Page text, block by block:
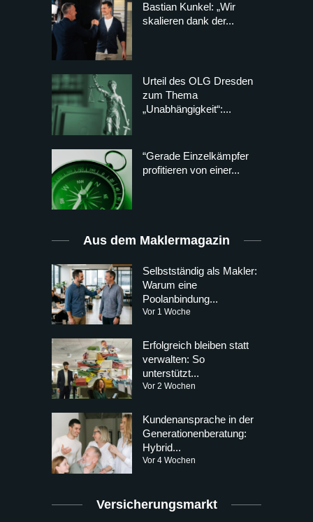
Bastian Kunkel: „Wir
skalieren dank der...
Urteil des OLG Dresden
zum Thema
„Unabhängigkeit“:...
“Gerade Einzelkämpfer
profitieren von einer...
Aus dem Maklermagazin
Selbstständig als Makler:
Warum eine
Poolanbindung...
Vor 1 Woche
Erfolgreich bleiben statt
verwalten: So
unterstützt...
Vor 2 Wochen
Kundenansprache in der
Generationenberatung:
Hybrid...
Vor 4 Wochen
Versicherungsmarkt